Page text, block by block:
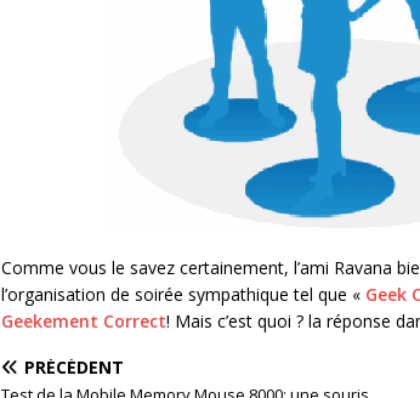
Comme vous le savez certainement, l’ami Ravana
l’organisation de soirée sympathique tel que « Geek
Geekement Correct! Mais c’est quoi ? la réponse
PRÉCÉDENT